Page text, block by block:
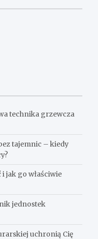
technika grzewcza
tajemnic – kiedy
jak go właściwie
jednostek
uchronią Cię